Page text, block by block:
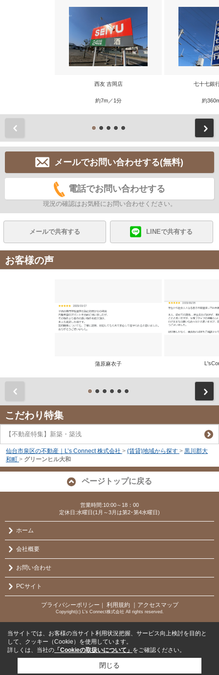
西友 吉岡店
約7m／1分
七十七銀
約
メールでお問い合わせする(無料)
電話でお問い合わせする
現況の確認はお気軽にお問い合わせください。
メールで共有する LINEで共有する
お客様の声
蒲原麻衣子
こだわり特集
【不動産特集】新築・築浅
仙台市泉区の不動産｜L’s Connect 株式会社 > (賃貸)地域から探す > 黒川郡大
和町 > グリーンヒル大和
ページトップに戻る
営業時間:10:00～18：00
定休日:水曜日(1月～3月は第2･第4水曜日)
ホーム
会社概要
お問い合わせ
PCサイト
プライバシーポリシー 利用規約 ｜アクセスマップ
Copyright(c) L's Connect株式会社 All rights reserved.
当サイトでは、お客様の当サイト利用状況把握、サービス向上検討を目的と
して、クッキー（Cookie）を使用しています。
詳しくは、当社の 「Cookieの取扱いについて」 をご確認ください。
閉じる